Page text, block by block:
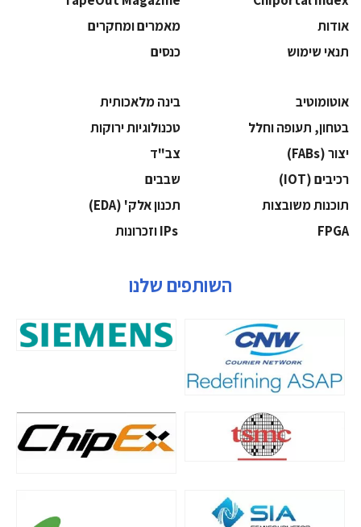
אודות
מאמרים ומחקרים
תנאי שימוש
כנסים
אוטומוטיב
בינה מלאכותית
בטחון, תעופה וחלל
‫טכנולוגיות ירוקות‬
‫יצור (‪(FABs‬‬
‫צב"ד‬
‫רכיבים‬ (IOT)
‫שבבים‬
‫תוכנות משובצות‬
‫תכנון אלק' (‪(EDA‬‬
‫‪FPGA‬‬
השותפים שלנו